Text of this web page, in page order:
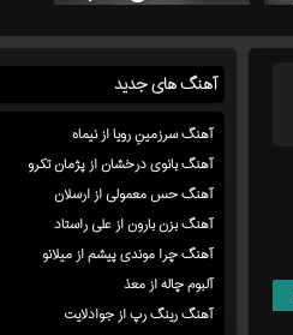
آهنگ های جدید
آهنگ سرزمینِ رویا از نیماه
آهنگ بانوی درخشان از پژمان تکرو
آهنگ حس معمولی از ارسلان
آهنگ بزن بارون از علی راستاد
آهنگ چرا موندی پیشم از میلانو
آلبوم چاله از معذ
آهنگ رینگ رپ از جوادلایت